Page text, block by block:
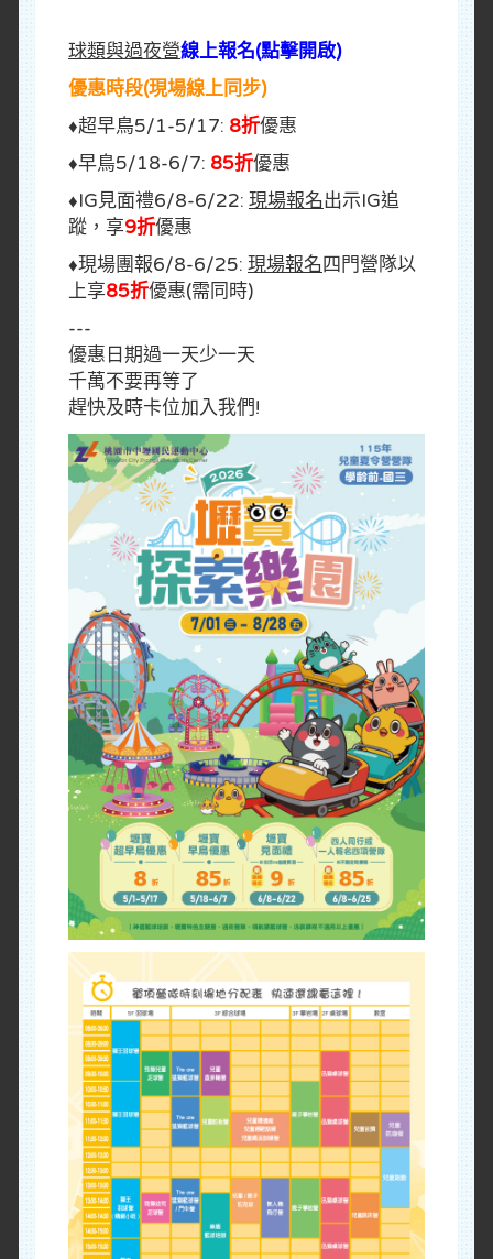
球類與過夜營線上報名(點擊開啟)
優惠時段(現場線上同步)
♦超早鳥5/1-5/17: 8折優惠
♦早鳥5/18-6/7: 85折優惠
♦IG見面禮6/8-6/22: 現場報名出示IG追
蹤，享9折優惠
♦現場團報6/8-6/25: 現場報名四門營隊以
上享85折優惠(需同時)
---
優惠日期過一天少一天
千萬不要再等了
趕快及時卡位加入我們!